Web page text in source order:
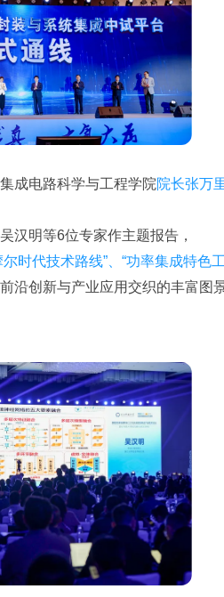
成电路科学与工程学院院长张万
汉明等6位专家作主题报告，
时代技术路线”、“功率集成特色
沿创新与产业应用交织的丰富图